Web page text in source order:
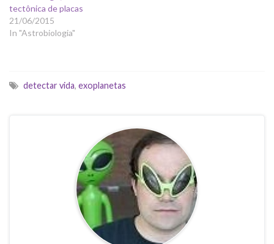
tectônica de placas
21/06/2015
In "Astrobiologia"
detectar vida, exoplanetas